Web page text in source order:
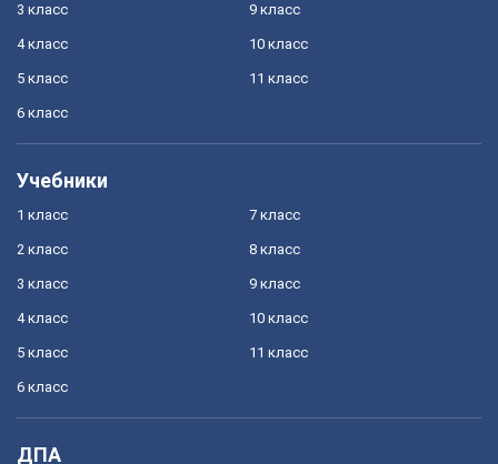
3 класс
4 класс
5 класс
6 класс
9 класс
10 класс
11 класс
Учебники
1 класс
2 класс
3 класс
4 класс
5 класс
6 класс
7 класс
8 класс
9 класс
10 класс
11 класс
ДПА